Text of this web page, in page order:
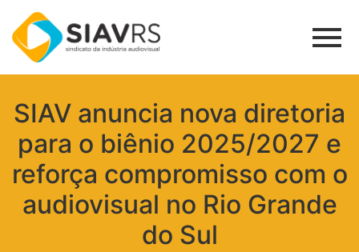
SIAV anuncia nova diretoria
para o biênio 2025/2027 e
reforça compromisso com o
audiovisual no Rio Grande
do Sul